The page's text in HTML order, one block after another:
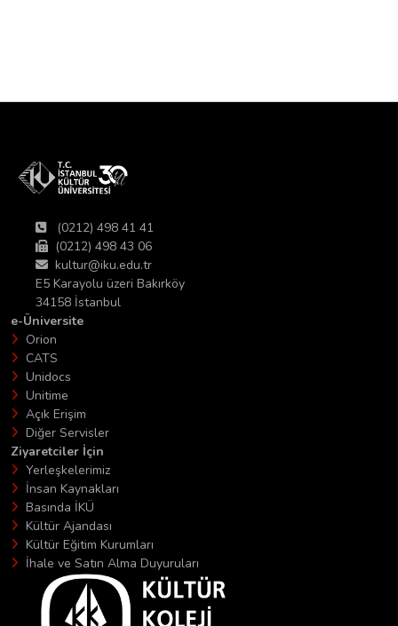
(0212) 498 41 41
(0212) 498 43 06
kultur@iku.edu.tr
E5 Karayolu üzeri Bakırköy
34158 İstanbul
e-Üniversite
Orion
CATS
Unidocs
Unitime
Açık Erişim
Diğer Servisler
Ziyaretciler İçin
Yerleşkelerimiz
İnsan Kaynakları
Basında İKÜ
Kültür Ajandası
Kültür Eğitim Kurumları
İhale ve Satın Alma Duyuruları